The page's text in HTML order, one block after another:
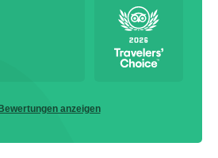
anzeigen